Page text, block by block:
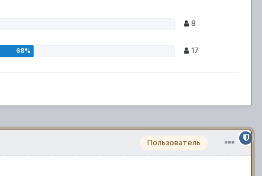
8
17
Пользователь